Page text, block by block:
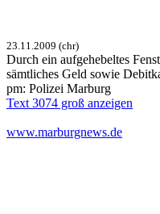
23.11.2009 (chr)
Durch ein aufgehebeltes
sämtliches Geld sowie
pm: Polizei Marburg
Text 3074 groß anzeigen
www.marburgnews.de